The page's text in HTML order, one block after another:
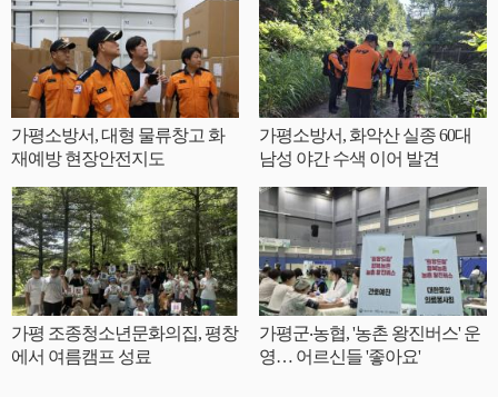
가평소방서, 대형 물류창고 화
재예방 현장안전지도
가평소방서, 화악산 실종 60대
남성 야간 수색 이어 발견
가평 조종청소년문화의집, 평창
에서 여름캠프 성료
가평군‧농협, '농촌 왕진버스' 운
영… 어르신들 '좋아요'